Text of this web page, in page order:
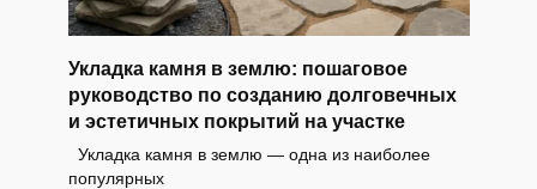
Укладка камня в землю: пошаговое
руководство по созданию долговечных
и эстетичных покрытий на участке
Укладка камня в землю — одна из наиболее
популярных